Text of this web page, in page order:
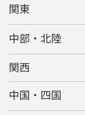
関東
中部・北陸
関西
中国・四国